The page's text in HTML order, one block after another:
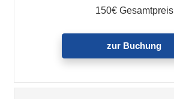
150€ Gesamtpreis
zur Buchung